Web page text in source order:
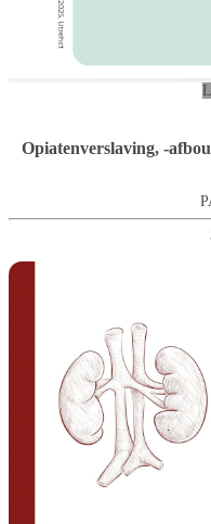
Opiatenverslaving, -